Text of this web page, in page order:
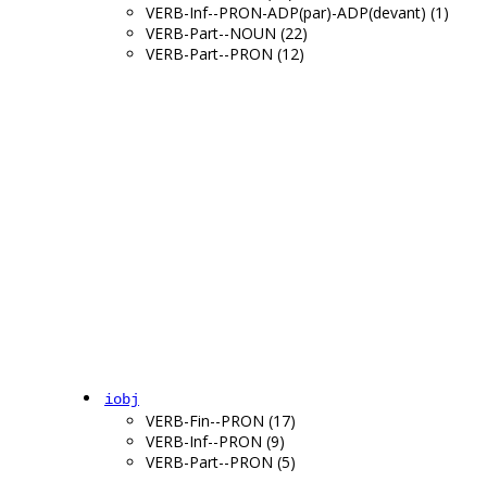
VERB-Inf--PRON-ADP(par)-ADP(devant) (1)
VERB-Part--NOUN (22)
VERB-Part--PRON (12)
iobj
VERB-Fin--PRON (17)
VERB-Inf--PRON (9)
VERB-Part--PRON (5)